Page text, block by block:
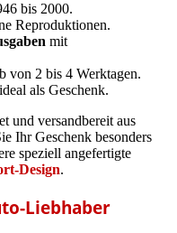
bis 2000.
Reproduktionen.
mit
von 2 bis 4 Werktagen.
als Geschenk.
und versandbereit aus
Ihr Geschenk besonders
speziell angefertigte
Design.
Liebhaber